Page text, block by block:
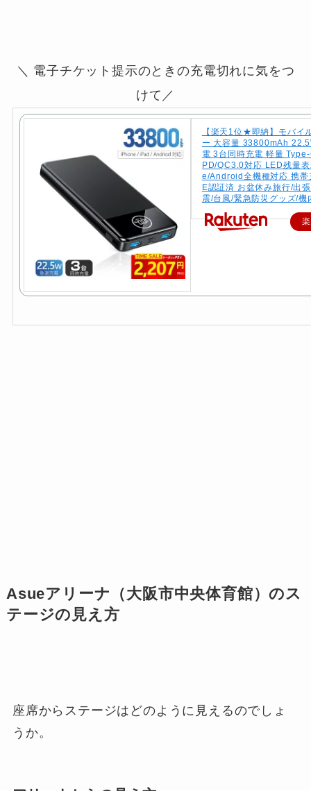
＼ 電子チケット提示のときの充電切れに気をつ
けて／
【楽天1位★即納】モバイ
ー 大容量 33800mAh
電 3台同時充電 軽量
PD/QC3.0対応 LED残量
e/Android全機種対応 携帯
E認証済 お盆休み旅行/出
震/台風/緊急防災グッズ/機
Asueアリーナ（大阪市中央体育館）のス
テージの見え方
座席からステージはどのように見えるのでしょ
うか。